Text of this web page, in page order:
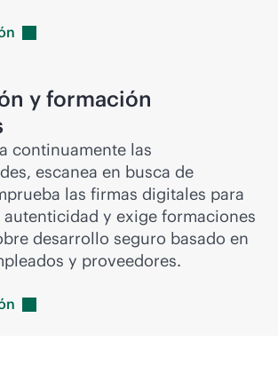
y formación
continuamente las
escanea en busca de
las firmas digitales para
y exige formaciones
desarrollo seguro basado en
y proveedores.